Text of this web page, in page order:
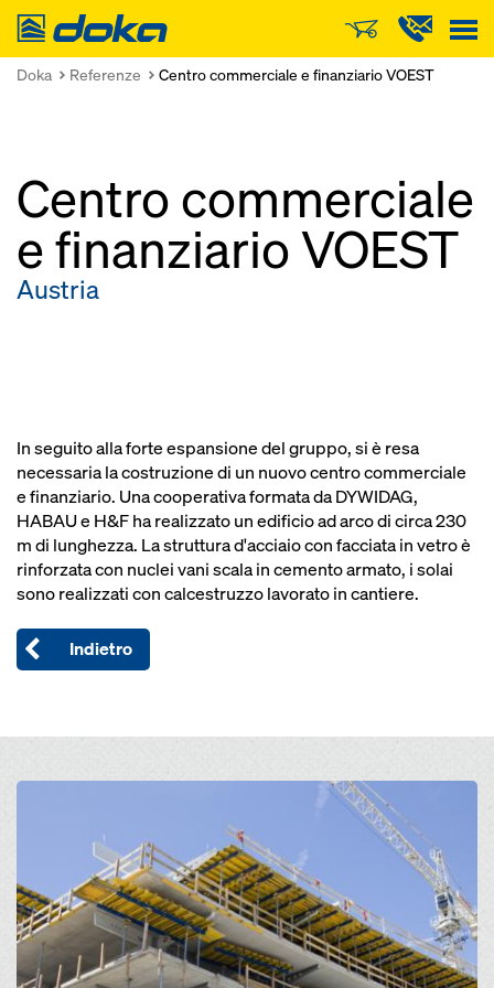
Doka
Doka Referenze Centro commerciale e finanziario VOEST
Centro commerciale
e finanziario VOEST
Austria
In seguito alla forte espansione del gruppo, si è resa
necessaria la costruzione di un nuovo centro commerciale
e finanziario. Una cooperativa formata da DYWIDAG,
HABAU e H&F ha realizzato un edificio ad arco di circa 230
m di lunghezza. La struttura d'acciaio con facciata in vetro è
rinforzata con nuclei vani scala in cemento armato, i solai
sono realizzati con calcestruzzo lavorato in cantiere.
Indietro
Open